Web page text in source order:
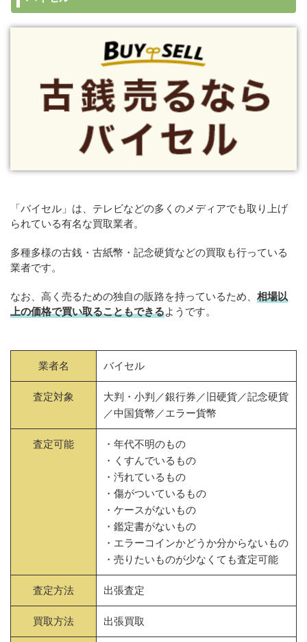
「バイセル」は、テレビなどの多くのメディアでも取り上げ
られている有名な買取業者。
多種多様の古銭・古紙幣・記念硬貨などの買取も行っている
業者です。
なお、高く売るための独自の販路を持っているため、 相場以
上の価格で買い取ることもできるようです。
業者名 バイセル
査定対象
大判・小判／銀行券／旧硬貨／記念硬貨
／中国貨幣／エラー貨幣
査定可能
・年代不明のもの
・くすんでいるもの
・汚れているもの
・傷がついているもの
・ケースがないもの
・鑑定書がないもの
・エラーコインかどうか分からないもの
・売りたいものが少なくても査定可能
査定方法 出張査定
買取方法 出張買取